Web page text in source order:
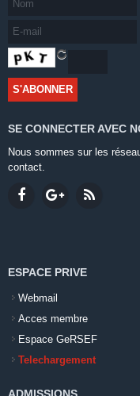
SE CONNECTER AVEC
Nous sommes sur les
contact.
ESPACE PRIVE
Webmail
Acces membre
Espace GeRSEF
Telechargement
ADMISSIONS